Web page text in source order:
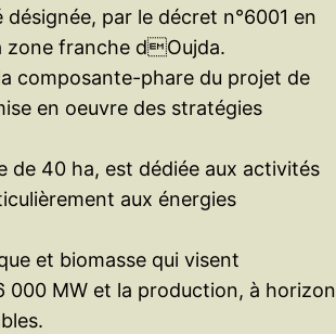
désignée, par le décret n°6001 en
zone franche dOujda.
composante-phare du projet de
en oeuvre des stratégies
de 40 ha, est dédiée aux activités
aux énergies
et biomasse qui visent
MW et la production, à horizon